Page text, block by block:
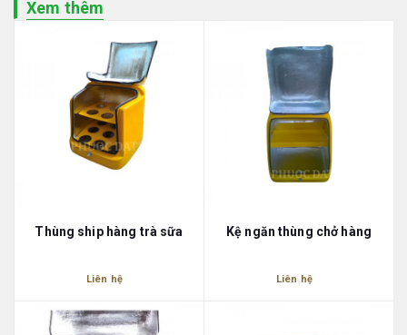
Xem thêm
Thùng ship hàng trà sữa
Liên hệ
Kệ ngăn thùng chở hàng
Liên hệ